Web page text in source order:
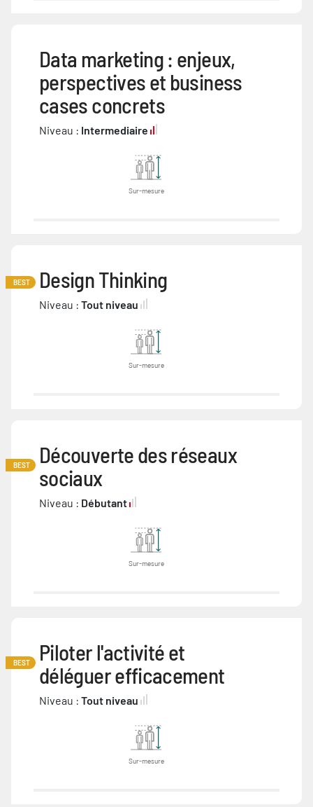
Data marketing : enjeux,
perspectives et business
cases concrets
Niveau : Intermediaire
Sur-mesure
BEST Design Thinking
Niveau : Tout niveau
Sur-mesure
BEST
Découverte des réseaux
sociaux
Niveau : Débutant
Sur-mesure
BEST
Piloter l'activité et
déléguer efficacement
Niveau : Tout niveau
Sur-mesure